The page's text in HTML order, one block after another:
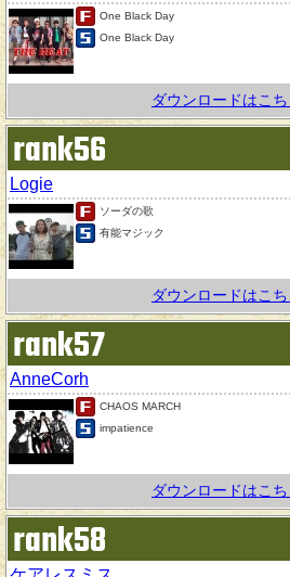
One Black Day
One Black Day
ダウンロードはこ
rank56
Logie
ソーダの歌
有能マジック
ダウンロードはこ
rank57
AnneCorh
CHAOS MARCH
impatience
ダウンロードはこ
rank58